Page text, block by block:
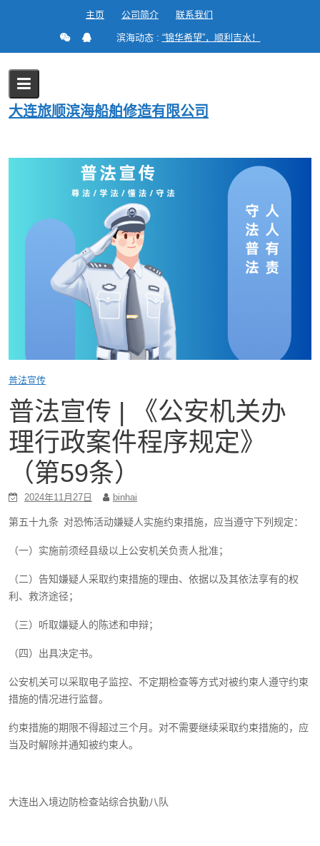
主页 公司简介 联系我们
滨海动态 : “锦华希望”，顺利吉水！
大连旅顺滨海船舶修造有限公司
Blog
Home 2024 11 月
27
普法宣传
普法宣传 | 《公安机关办
理行政案件程序规定》
（第59条）
2024年11月27日 binhai
第五十九条 对恐怖活动嫌疑人实施约束措施，应当遵守下列规定：
（一）实施前须经县级以上公安机关负责人批准；
（二）告知嫌疑人采取约束措施的理由、依据以及其依法享有的权
利、救济途径；
（三）听取嫌疑人的陈述和申辩；
（四）出具决定书。
公安机关可以采取电子监控、不定期检查等方式对被约束人遵守约束
措施的情况进行监督。
约束措施的期限不得超过三个月。对不需要继续采取约束措施的，应
当及时解除并通知被约束人。
大连出入境边防检查站综合执勤八队